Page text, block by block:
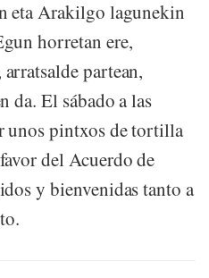
eta Arakilgo lagunekin
horretan ere,
partean,
da. El sábado a las
unos pintxos de tortilla
del Acuerdo de
y bienvenidas tanto a